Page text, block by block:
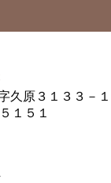
久原３１３３－１
１５１